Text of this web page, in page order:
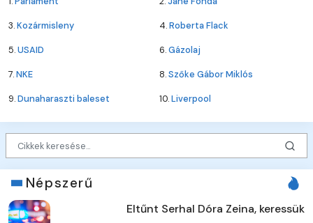
3.Kozármisleny 4.Roberta Flack
5.USAID 6.Gázolaj
7.NKE 8.Szőke Gábor Miklós
9.Dunaharaszti baleset 10.Liverpool
Népszerű
Eltűnt Serhal Dóra Zeina, keressük